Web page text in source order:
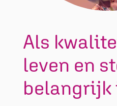
Als
leven en
belangrijk